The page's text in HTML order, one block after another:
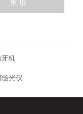
机
光仪